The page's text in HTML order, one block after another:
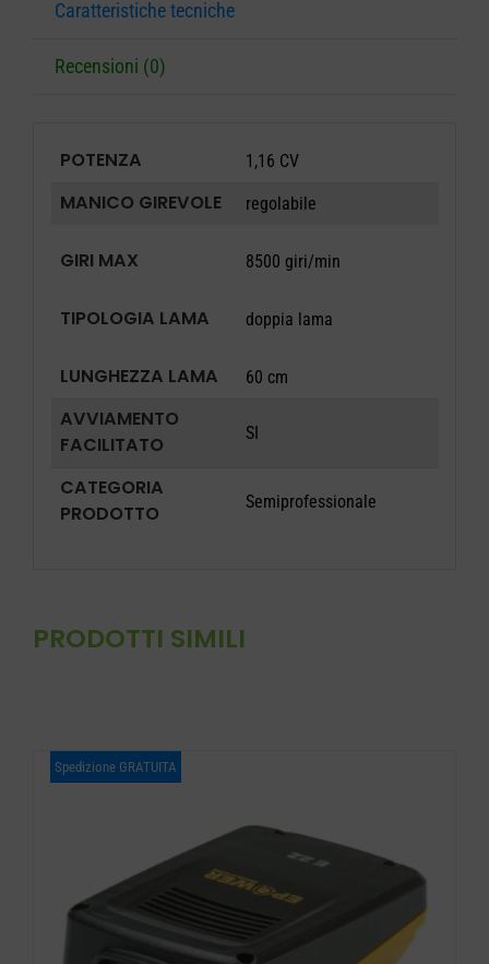
Caratteristiche tecniche
Recensioni (0)
POTENZA 1,16 CV
MANICO GIREVOLE regolabile
GIRI MAX 8500 giri/min
TIPOLOGIA LAMA doppia lama
LUNGHEZZA LAMA 60 cm
AVVIAMENTO
FACILITATO
SI
CATEGORIA
PRODOTTO
Semiprofessionale
PRODOTTI SIMILI
Spedizione GRATUITA